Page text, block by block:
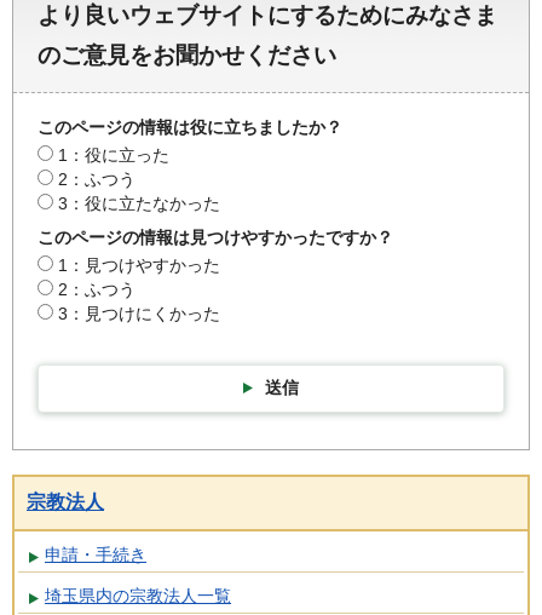
より良いウェブサイトにするためにみなさま
のご意見をお聞かせください
このページの情報は役に立ちましたか？
1：役に立った
2：ふつう
3：役に立たなかった
このページの情報は見つけやすかったですか？
1：見つけやすかった
2：ふつう
3：見つけにくかった
送信
宗教法人
申請・手続き
埼玉県内の宗教法人一覧